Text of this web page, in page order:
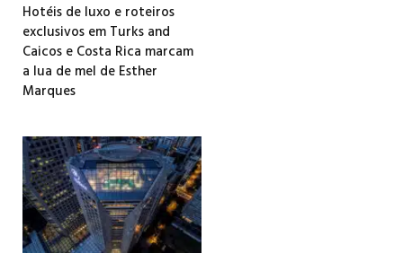
Hotéis de luxo e roteiros
exclusivos em Turks and
Caicos e Costa Rica marcam
a lua de mel de Esther
Marques